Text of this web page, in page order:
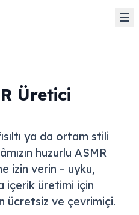
Üretici
ya da ortam stili
huzurlu ASMR
izin verin – uyku,
içerik üretimi için
ücretsiz ve çevrimiçi.